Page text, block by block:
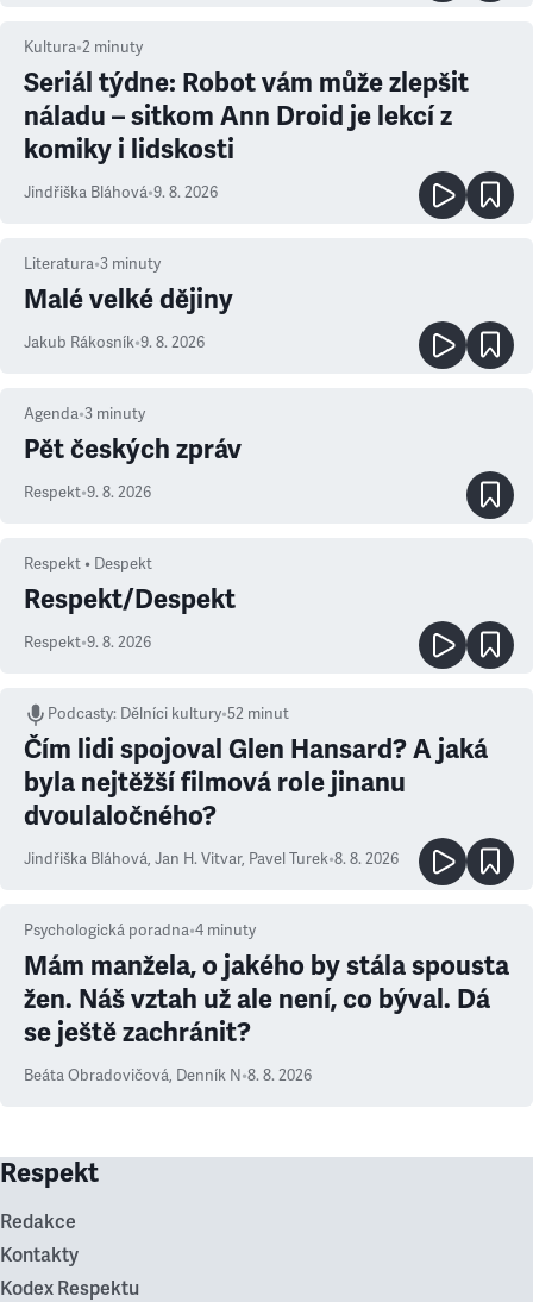
Kultura•2 minuty
Seriál týdne: Robot vám může zlepšit
náladu – sitkom Ann Droid je lekcí z
komiky i lidskosti
Jindřiška Bláhová•9. 8. 2026
Literatura•3 minuty
Malé velké dějiny
Jakub Rákosník•9. 8. 2026
Agenda•3 minuty
Pět českých zpráv
Respekt•9. 8. 2026
Respekt • Despekt
Respekt/Despekt
Respekt•9. 8. 2026
Podcasty: Dělníci kultury•52 minut
Čím lidi spojoval Glen Hansard? A jaká
byla nejtěžší filmová role jinanu
dvoulaločného?
Jindřiška Bláhová, Jan H. Vitvar, Pavel Turek•8. 8. 2026
Psychologická poradna•4 minuty
Mám manžela, o jakého by stála spousta
žen. Náš vztah už ale není, co býval. Dá
se ještě zachránit?
Beáta Obradovičová, Denník N•8. 8. 2026
Respekt
Redakce
Kontakty
Kodex Respektu